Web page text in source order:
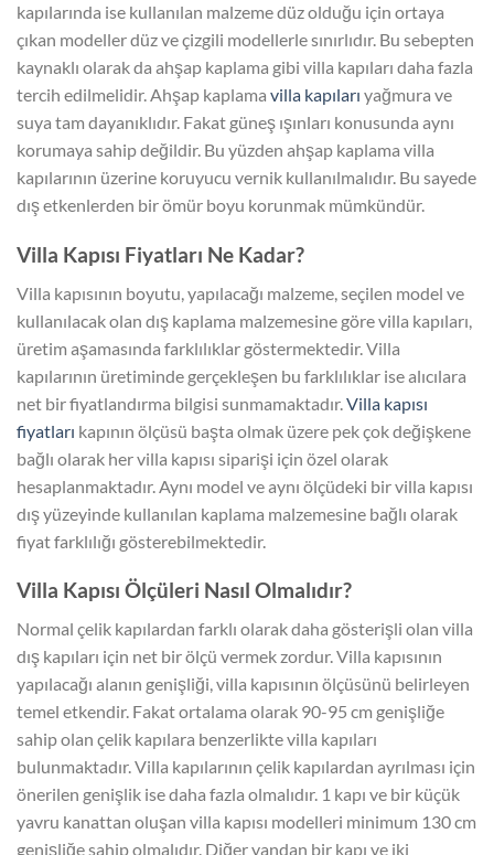
kapılarında ise kullanılan malzeme düz olduğu için ortaya
çıkan modeller düz ve çizgili modellerle sınırlıdır. Bu sebepten
kaynaklı olarak da ahşap kaplama gibi villa kapıları daha fazla
tercih edilmelidir. Ahşap kaplama villa kapıları yağmura ve
suya tam dayanıklıdır. Fakat güneş ışınları konusunda aynı
korumaya sahip değildir. Bu yüzden ahşap kaplama villa
kapılarının üzerine koruyucu vernik kullanılmalıdır. Bu sayede
dış etkenlerden bir ömür boyu korunmak mümkündür.
Villa Kapısı Fiyatları Ne Kadar?
Villa kapısının boyutu, yapılacağı malzeme, seçilen model ve
kullanılacak olan dış kaplama malzemesine göre villa kapıları,
üretim aşamasında farklılıklar göstermektedir. Villa
kapılarının üretiminde gerçekleşen bu farklılıklar ise alıcılara
net bir fiyatlandırma bilgisi sunmamaktadır. Villa kapısı
fiyatları kapının ölçüsü başta olmak üzere pek çok değişkene
bağlı olarak her villa kapısı siparişi için özel olarak
hesaplanmaktadır. Aynı model ve aynı ölçüdeki bir villa kapısı
dış yüzeyinde kullanılan kaplama malzemesine bağlı olarak
fiyat farklılığı gösterebilmektedir.
Villa Kapısı Ölçüleri Nasıl Olmalıdır?
Normal çelik kapılardan farklı olarak daha gösterişli olan villa
dış kapıları için net bir ölçü vermek zordur. Villa kapısının
yapılacağı alanın genişliği, villa kapısının ölçüsünü belirleyen
temel etkendir. Fakat ortalama olarak 90-95 cm genişliğe
sahip olan çelik kapılara benzerlikte villa kapıları
bulunmaktadır. Villa kapılarının çelik kapılardan ayrılması için
önerilen genişlik ise daha fazla olmalıdır. 1 kapı ve bir küçük
yavru kanattan oluşan villa kapısı modelleri minimum 130 cm
genişliğe sahip olmalıdır. Diğer yandan bir kapı ve iki